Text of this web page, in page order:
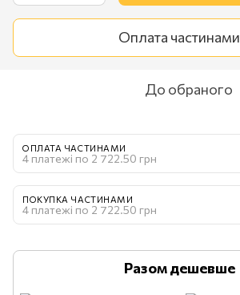
Оплата частинами
До обраного
ОПЛАТА ЧАСТИНАМИ
4 платежі по 2 722.50 грн
ПОКУПКА ЧАСТИНАМИ
4 платежі по 2 722.50 грн
Разом дешевше